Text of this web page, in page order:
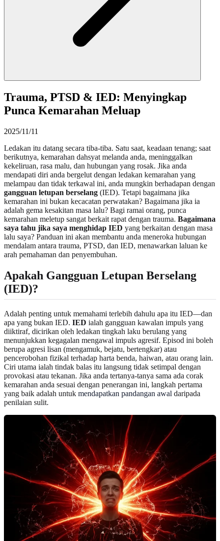
Trauma, PTSD & IED: Menyingkap
Punca Kemarahan Meluap
2025/11/11
Ledakan itu datang secara tiba-tiba. Satu saat, keadaan tenang; saat
berikutnya, kemarahan dahsyat melanda anda, meninggalkan
kekeliruan, rasa malu, dan hubungan yang rosak. Jika anda
mendapati diri anda bergelut dengan ledakan kemarahan yang
melampau dan tidak terkawal ini, anda mungkin berhadapan dengan
gangguan letupan berselang (IED). Tetapi bagaimana jika
kemarahan ini bukan kecacatan perwatakan? Bagaimana jika ia
adalah gema kesakitan masa lalu? Bagi ramai orang, punca
kemarahan meletup sangat berkait rapat dengan trauma. Bagaimana
saya tahu jika saya menghidap IED yang berkaitan dengan masa
lalu saya? Panduan ini akan membantu anda meneroka hubungan
mendalam antara trauma, PTSD, dan IED, menawarkan laluan ke
arah pemahaman dan penyembuhan.
Apakah Gangguan Letupan Berselang
(IED)?
Adalah penting untuk memahami terlebih dahulu apa itu IED—dan
apa yang bukan IED. IED ialah gangguan kawalan impuls yang
diiktiraf, dicirikan oleh ledakan tingkah laku berulang yang
menunjukkan kegagalan mengawal impuls agresif. Episod ini boleh
berupa agresi lisan (mengamuk, bejatu, bertengkar) atau
pencerobohan fizikal terhadap harta benda, haiwan, atau orang lain.
Ciri utama ialah tindak balas itu langsung tidak setimpal dengan
provokasi atau tekanan. Jika anda tertanya-tanya sama ada corak
kemarahan anda sesuai dengan penerangan ini, langkah pertama
yang baik adalah untuk mendapatkan pandangan awal daripada
penilaian sulit.